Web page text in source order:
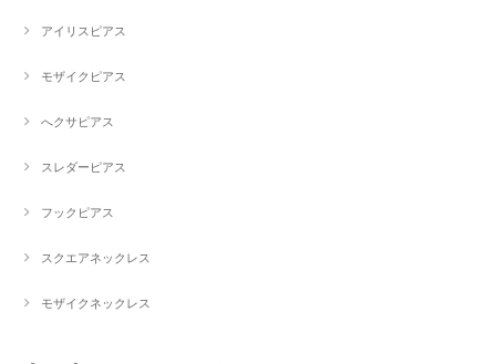
アイリスピアス
モザイクピアス
へクサピアス
スレダーピアス
フックピアス
スクエアネックレス
モザイクネックレス